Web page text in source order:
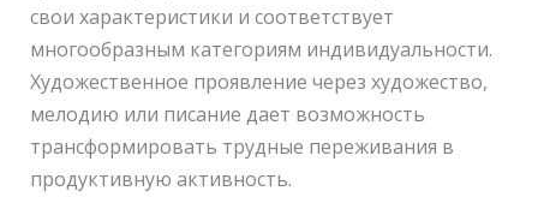
свои характеристики и соответствует
многообразным категориям индивидуальности.
Художественное проявление через художество,
мелодию или писание дает возможность
трансформировать трудные переживания в
продуктивную активность.